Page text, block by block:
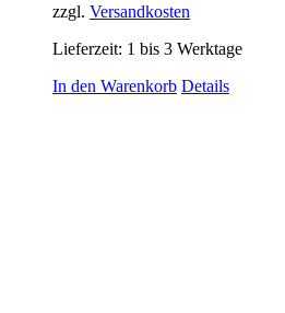
zzgl. Versandkosten
Lieferzeit: 1 bis 3 Werktage
In den Warenkorb Details